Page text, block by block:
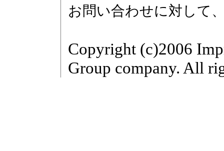
お問い合わせに対して
Copyright (c)2006
Group company. All